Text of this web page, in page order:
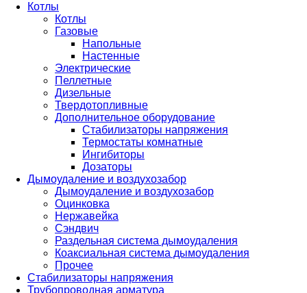
Котлы
Котлы
Газовые
Напольные
Настенные
Электрические
Пеллетные
Дизельные
Твердотопливные
Дополнительное оборудование
Стабилизаторы напряжения
Термостаты комнатные
Ингибиторы
Дозаторы
Дымоудаление и воздухозабор
Дымоудаление и воздухозабор
Оцинковка
Нержавейка
Сэндвич
Раздельная система дымоудаления
Коаксиальная система дымоудаления
Прочее
Стабилизаторы напряжения
Трубопроводная арматура